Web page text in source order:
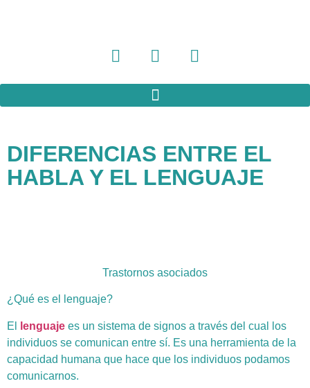
DIFERENCIAS ENTRE EL
HABLA Y EL LENGUAJE
Trastornos asociados
¿Qué es el lenguaje?
El lenguaje es un sistema de signos a través del cual los
individuos se comunican entre sí. Es una herramienta de la
capacidad humana que hace que los individuos podamos
comunicarnos.